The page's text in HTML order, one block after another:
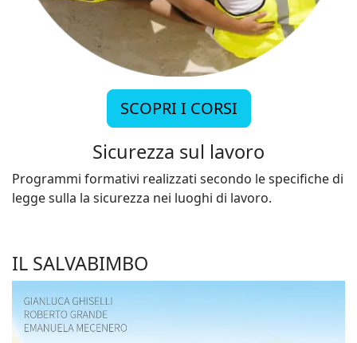
SCOPRI I CORSI
Sicurezza sul lavoro
Programmi formativi realizzati secondo le specifiche di
legge sulla la sicurezza nei luoghi di lavoro.
IL SALVABIMBO